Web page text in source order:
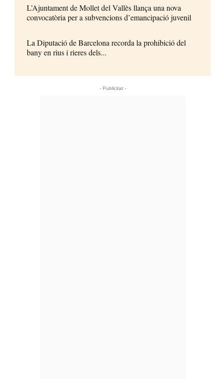
L’Ajuntament de Mollet del Vallès llança una nova
convocatòria per a subvencions d’emancipació juvenil
La Diputació de Barcelona recorda la prohibició del
bany en rius i rieres dels...
- Publicitat -